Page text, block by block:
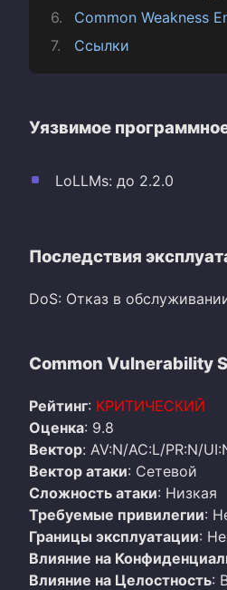
Common Weakness
Ссылки
Уязвимое
LoLLMs: до 2.2.0
Последствия
DoS: Отказ в
Common Vulnerability
Рейтинг: КРИТИЧЕСКИЙ
Оценка: 9.8
Вектор: AV:N/AC:L/PR:N/
Вектор атаки: Сетевой
Сложность атаки: Низкая
Требуемые привилегии:
Границы эксплуатации:
Влияние на
Влияние на Целостность: